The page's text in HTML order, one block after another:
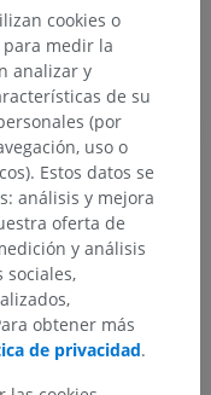
o
cookies o
medir la
analizar y
de su
(por
uso o
Estos datos se
análisis y mejora
oferta de
y análisis
sociales,
obtener más
de privacidad.